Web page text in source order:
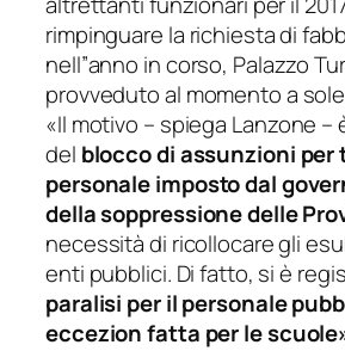
rimpinguare la richiesta di
nell”anno in corso, Palazzo
provveduto al momento a
«Il motivo – spiega Lanzone –
del blocco di assunzioni per
personale imposto dal
della soppressione delle
necessità di ricollocare gli
enti pubblici. Di fatto, si è
paralisi per il personale
eccezion fatta per le